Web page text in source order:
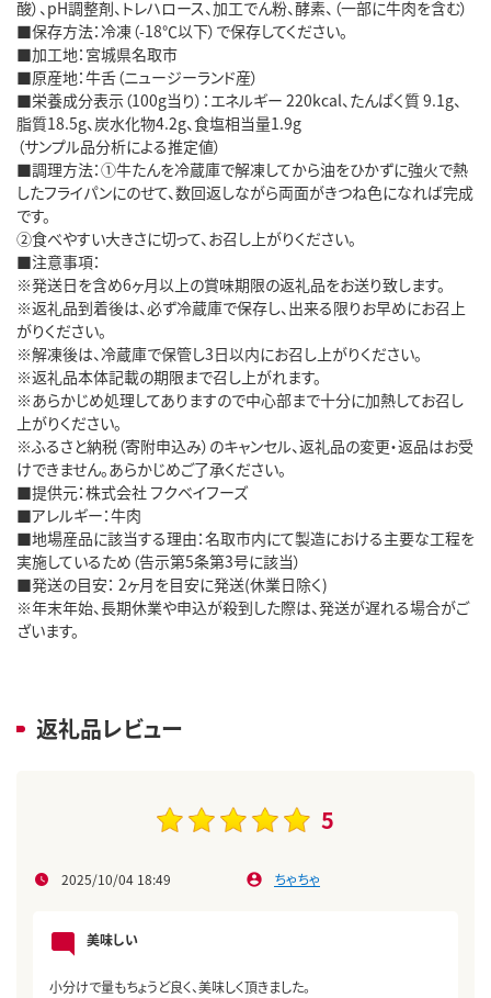
酸）、pH調整剤、トレハロース、加工でん粉、酵素、（一部に牛肉を含む）
■保存方法：冷凍（-18℃以下）で保存してください。
■加工地：宮城県名取市
■原産地：牛舌（ニュージーランド産）
■栄養成分表示（100g当り）：エネルギー 220kcal、たんぱく質 9.1g、
脂質18.5g、炭水化物4.2g、食塩相当量1.9g
（サンプル品分析による推定値）
■調理方法：①牛たんを冷蔵庫で解凍してから油をひかずに強火で熱
したフライパンにのせて、数回返しながら両面がきつね色になれば完成
です。
②食べやすい大きさに切って、お召し上がりください。
■注意事項：
※発送日を含め6ヶ月以上の賞味期限の返礼品をお送り致します。
※返礼品到着後は、必ず冷蔵庫で保存し、出来る限りお早めにお召上
がりください。
※解凍後は、冷蔵庫で保管し3日以内にお召し上がりください。
※返礼品本体記載の期限まで召し上がれます。
※あらかじめ処理してありますので中心部まで十分に加熱してお召し
上がりください。
※ふるさと納税（寄附申込み）のキャンセル、返礼品の変更・返品はお受
けできません。あらかじめご了承ください。
■提供元：株式会社 フクベイフーズ
■アレルギー：牛肉
■地場産品に該当する理由：名取市内にて製造における主要な工程を
実施しているため（告示第5条第3号に該当）
■発送の目安： 2ヶ月を目安に発送(休業日除く)
※年末年始、長期休業や申込が殺到した際は、発送が遅れる場合がご
ざいます。
返礼品レビュー
5
2025/10/04 18:49 ちゃちゃ
美味しい
小分けで量もちょうど良く、美味しく頂きました。